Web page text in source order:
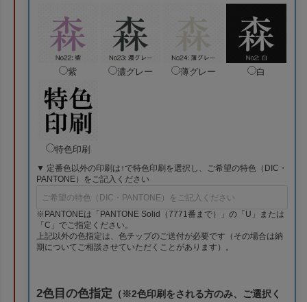
紫 濃グレー 薄グレー 白
特色印刷
▼ 定番色以外の印刷は↑で特色印刷を選択し、ご希望の特色（DIC・
PANTONE）をご記入ください
※PANTONEは「PANTONE Solid（7771番まで）」の「U」または
「C」でご指定ください。
上記以外の色指定は、色チップのご送付が必要です（その場合は納
期についてご相談させていただくことがあります）。
2色目の色指定 （※2色印刷をされる方のみ、ご選択く